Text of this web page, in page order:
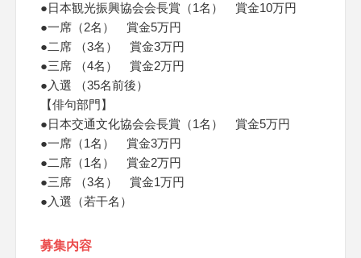
●日本観光振興協会会長賞（1名） 賞金10万円
●一席（2名） 賞金5万円
●二席 （3名） 賞金3万円
●三席 （4名） 賞金2万円
●入選 （35名前後）
【俳句部門】
●日本交通文化協会会長賞（1名） 賞金5万円
●一席（1名） 賞金3万円
●二席（1名） 賞金2万円
●三席 （3名） 賞金1万円
●入選（若干名）
募集内容